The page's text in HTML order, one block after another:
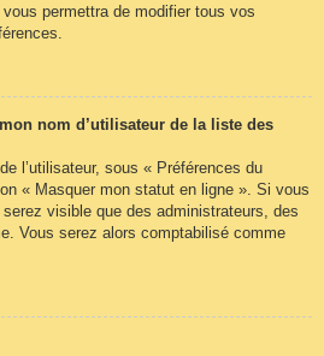
permettra de modifier tous vos
nom d’utilisateur de la liste des
l’utilisateur, sous « Préférences du
« Masquer mon statut en ligne ». Si vous
visible que des administrateurs, des
Vous serez alors comptabilisé comme